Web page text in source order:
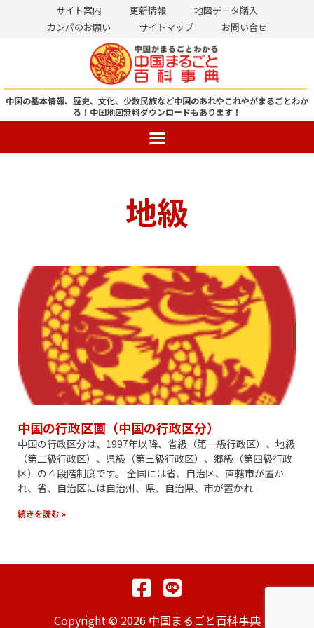
ン
ツ
ス
サイト案内 更新情報
地図データ購入
カンパのお願い
サイトマップ お問い合せ
中国の基本情報、歴史、文化、少数民族など中国のあれやこれやがまるごとわか
る！ 中国地図無料ダウンロードもあります！
地級
中国の行政区画（中国の行政区分）
中国の行政区分は、1997年以降、省級（第一級行政区）、地級
（第二級行政区）、県級（第三級行政区）、郷級（第四級行政
区）の４段階制度です。 全国には省、自治区、直轄市が置か
れ、省、自治区には自治州、県、自治県、市が置かれ
続きを読む »
Copyright © 2026 中国まるごと百科事典